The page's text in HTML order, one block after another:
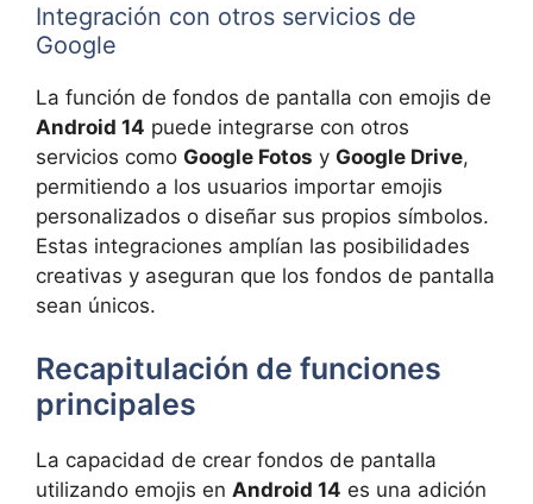
Integración con otros servicios de
Google
La función de fondos de pantalla con emojis de
Android 14 puede integrarse con otros
servicios como Google Fotos y Google Drive,
permitiendo a los usuarios importar emojis
personalizados o diseñar sus propios símbolos.
Estas integraciones amplían las posibilidades
creativas y aseguran que los fondos de pantalla
sean únicos.
Recapitulación de funciones
principales
La capacidad de crear fondos de pantalla
utilizando emojis en Android 14 es una adición